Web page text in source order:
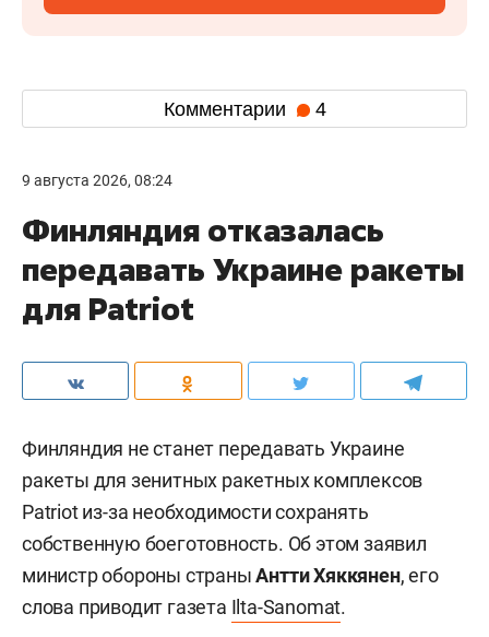
Комментарии 4
9 августа 2026, 08:24
Финляндия отказалась
передавать Украине ракеты
для Patriot
Финляндия не станет передавать Украине
ракеты для зенитных ракетных комплексов
Patriot из-за необходимости сохранять
собственную боеготовность. Об этом заявил
министр обороны страныАнтти Хяккянен, его
слова приводит газета Ilta-Sanomat.